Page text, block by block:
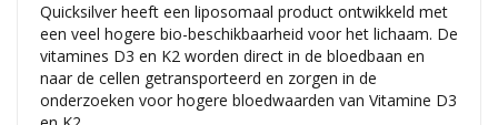
Quicksilver heeft een liposomaal product ontwikkeld met
een veel hogere bio-beschikbaarheid voor het lichaam. De
vitamines D3 en K2 worden direct in de bloedbaan en
naar de cellen getransporteerd en zorgen in de
onderzoeken voor hogere bloedwaarden van Vitamine D3